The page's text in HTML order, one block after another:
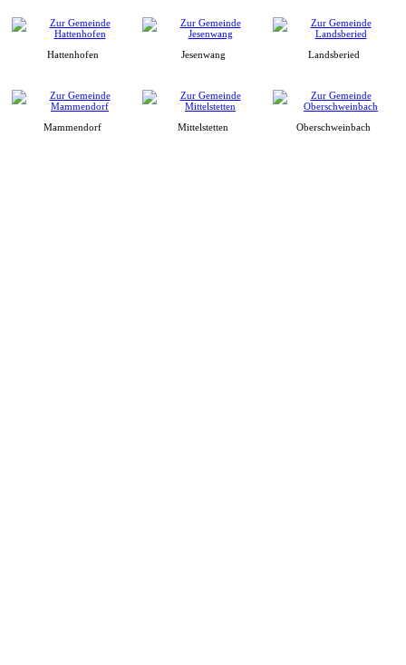
Hattenhofen Jesenwang Landsberied
Mammendorf Mittelstetten Oberschweinbach